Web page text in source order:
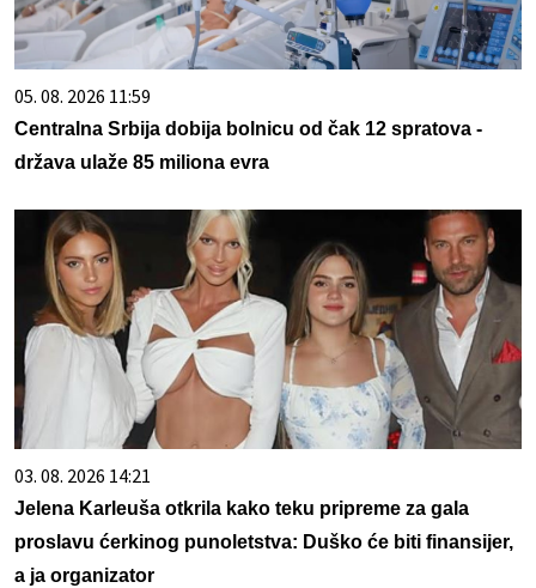
05. 08. 2026 11:59
Centralna Srbija dobija bolnicu od čak 12 spratova -
država ulaže 85 miliona evra
03. 08. 2026 14:21
Jelena Karleuša otkrila kako teku pripreme za gala
proslavu ćerkinog punoletstva: Duško će biti finansijer,
a ja organizator